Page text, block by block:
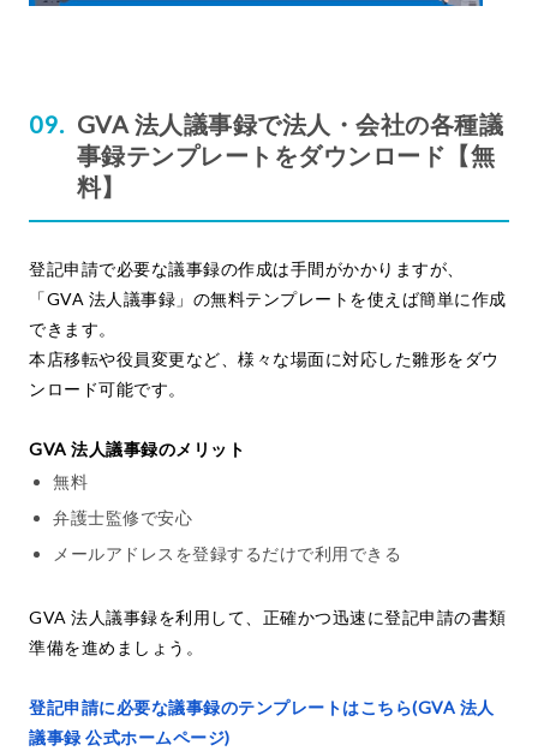
GVA 法人議事録で法人・会社の各種議
事録テンプレートをダウンロード【無
料】
登記申請で必要な議事録の作成は手間がかかりますが、
「GVA 法人議事録」の無料テンプレートを使えば簡単に作成
できます。
本店移転や役員変更など、様々な場面に対応した雛形をダウ
ンロード可能です。
GVA 法人議事録のメリット
無料
弁護士監修で安心
メールアドレスを登録するだけで利用できる
GVA 法人議事録を利用して、正確かつ迅速に登記申請の書類
準備を進めましょう。
登記申請に必要な議事録のテンプレートはこちら(GVA 法人
議事録 公式ホームページ)